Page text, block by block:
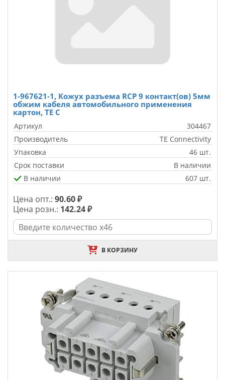
1-967621-1, Кожух разъема RCP 9 контакт(ов) 5мм
обжим кабеля автомобильного применения
картон, TE C
Артикул
304467
Производитель
TE Connectivity
Упаковка
46 шт.
Срок поставки
В наличии
В наличии
607 шт.
Цена опт.: 90.60 ₽
Цена розн.: 142.24 ₽
В КОРЗИНУ